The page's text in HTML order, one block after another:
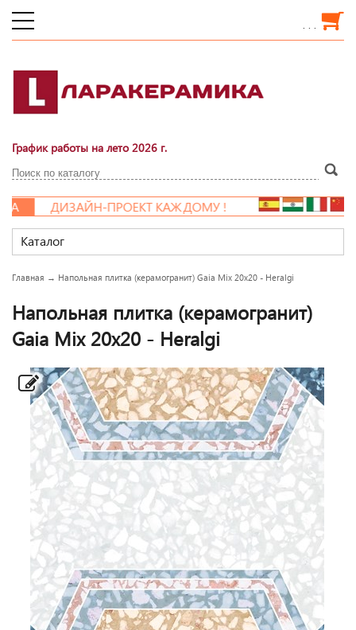
. . .
График работы на лето 2026 г.
ДИЗАЙН-ПРОЕКТ КАЖДОМУ !
Каталог
Главная → Напольная плитка (керамогранит) Gaia Mix 20x20 - Heralgi
Напольная плитка (керамогранит)
Gaia Mix 20x20 - Heralgi